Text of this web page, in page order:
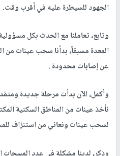
الجهود للسيطرة عليه في أقرب وقت.
وتابع، تعاملنا مع الحدث بكل
المعدة مسبقاً، بدأنا سحب عينات من
عن إصابات محدودة .
وأكمل، الآن بدأت مرحلة جديدة
نأخذ عينات من المناطق السكنية
لسحب عينات ونعاني من استنزاف